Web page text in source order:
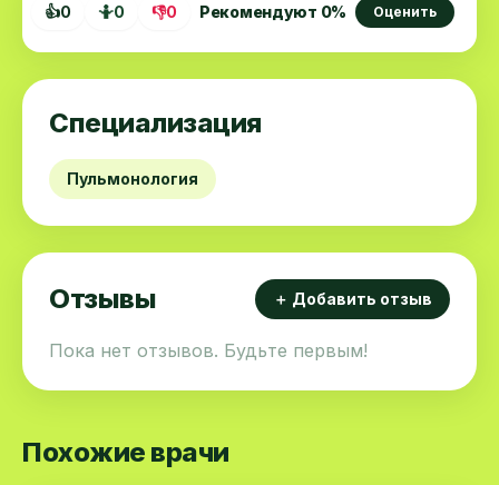
👍0 🤷0 👎0 Рекомендуют 0% Оценить
Специализация
Пульмонология
Отзывы ＋ Добавить отзыв
Пока нет отзывов. Будьте первым!
Похожие врачи